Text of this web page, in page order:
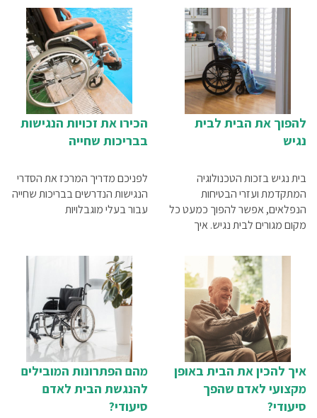
הכירו את זכויות הנגישות
בבריכות שחייה
לפניכם מדריך המרכז את הסדרי
הנגישות הנדרשים בבריכות שחייה
עבור בעלי מוגבלויות
להפוך את הבית לבית
נגיש
בית נגיש בזכות הטכנולוגיה
המתקדמת ועזרי הבטיחות
הנפלאים, אפשר להפוך כמעט כל
מקום מגורים לבית נגיש. איך
תוכלו למצוא במאמר שלפניכם
מהם הפתרונות המובילים
להנגשת הבית לאדם
סיעודי?
איך להכין את הבית באופן
מקצועי לאדם שהפך
סיעודי?